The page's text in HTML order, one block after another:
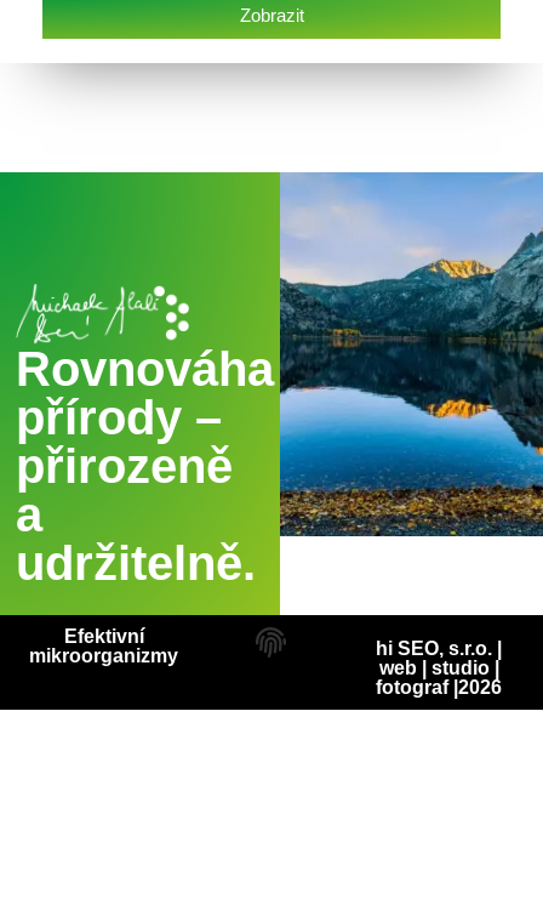
Zobrazit
Rovnováha
přírody –
přirozeně
a
udržitelně.
hi SEO, s.r.o. |
web| studio|
fotograf|2026
Efektivní
mikroorganizmy